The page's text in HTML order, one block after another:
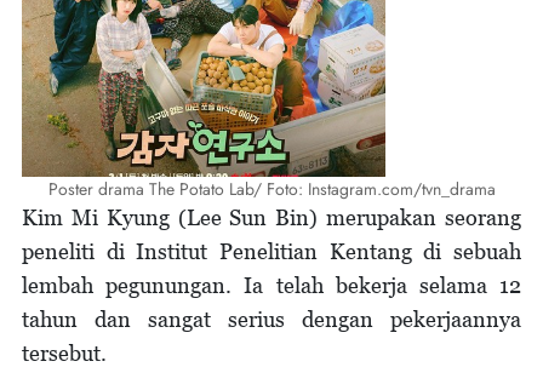
Poster drama The Potato Lab/ Foto: Instagram.com/tvn_drama
Kim Mi Kyung (Lee Sun Bin) merupakan seorang
peneliti di Institut Penelitian Kentang di sebuah
lembah pegunungan. Ia telah bekerja selama 12
tahun dan sangat serius dengan pekerjaannya
tersebut.